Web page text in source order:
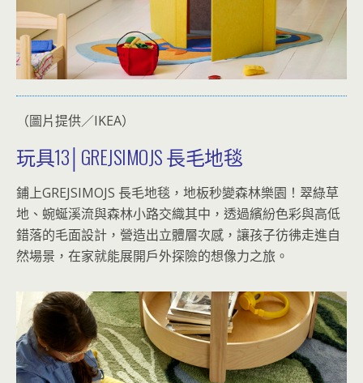
（圖片提供／IKEA）
玩具13│GREJSIMOJS 長毛地毯
鋪上GREJSIMOJS 長毛地毯，地板秒變森林樂園！翠綠草
地、蜿蜒溪流與森林小路交織其中，透過繽紛色彩與高低
錯落的毛面設計，營造出立體層次感，讓孩子彷彿走進自
然場景，在家就能展開戶外探險的想像力之旅。